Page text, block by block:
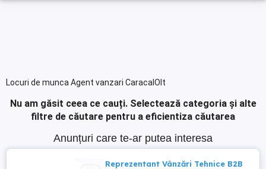
Locuri de munca Agent vanzari CaracalOlt
Nu am găsit ceea ce cauți. Selectează categoria și alte
filtre de căutare pentru a eficientiza căutarea
Anunțuri care te-ar putea interesa
Reprezentant Vânzări Tehnice B2B